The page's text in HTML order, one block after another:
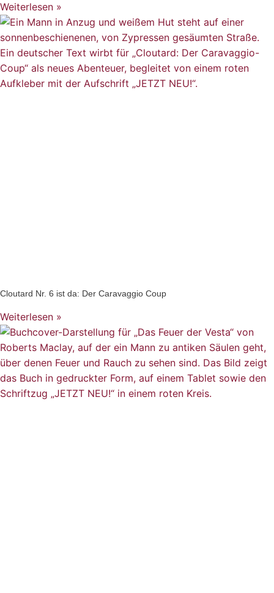
Weiterlesen »
Cloutard Nr. 6 ist da: Der Caravaggio Coup
Weiterlesen »